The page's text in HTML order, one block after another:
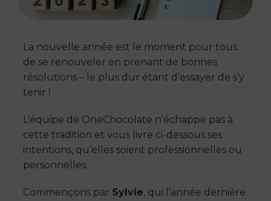
La nouvelle année est le moment pour tous
de se renouveler en prenant de bonnes
résolutions – le plus dur étant d’essayer de s’y
tenir !
L’équipe de OneChocolate n’échappe pas à
cette tradition et vous livre ci-dessous ses
intentions, qu’elles soient professionnelles ou
personnelles.
Commençons par Sylvie, qui l’année dernière